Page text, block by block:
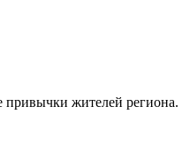
привычки жителей региона.